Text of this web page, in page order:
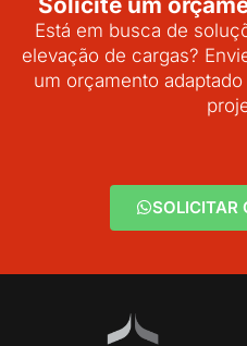
Está em busca de
elevação de cargas?
um orçamento
SOLICITAR